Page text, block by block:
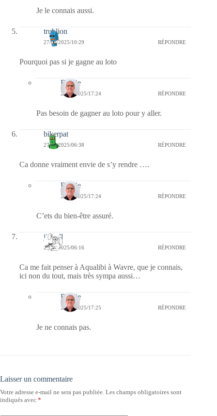
Je le connais aussi.
trublion
27/03/2025/10:29 RÉPONDRE
Pourquoi pas si je gagne au loto
Bernie
27/03/2025/17:24 RÉPONDRE
Pas besoin de gagner au loto pour y aller.
bikerpat
27/03/2025/06:38 RÉPONDRE
Ca donne vraiment envie de s’y rendre ….
Bernie
27/03/2025/17:24 RÉPONDRE
C’ets du bien-être assuré.
jill bill
27/03/2025/06:16 RÉPONDRE
Ca me fait penser à Aqualibi à Wavre, que je connais,
ici non du tout, mais très sympa aussi…
Bernie
27/03/2025/17:25 RÉPONDRE
Je ne connais pas.
Laisser un commentaire
Votre adresse e-mail ne sera pas publiée. Les champs obligatoires sont
indiqués avec *